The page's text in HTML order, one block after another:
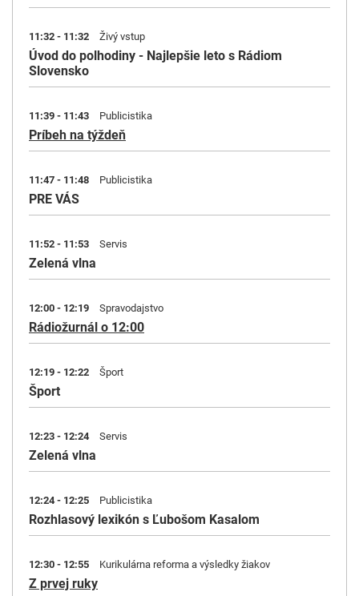
11:32 - 11:32 Živý vstup
Úvod do polhodiny - Najlepšie leto s Rádiom
Slovensko
11:39 - 11:43 Publicistika
Príbeh na týždeň
11:47 - 11:48 Publicistika
PRE VÁS
11:52 - 11:53 Servis
Zelená vlna
12:00 - 12:19 Spravodajstvo
Rádiožurnál o 12:00
12:19 - 12:22 Šport
Šport
12:23 - 12:24 Servis
Zelená vlna
12:24 - 12:25 Publicistika
Rozhlasový lexikón s Ľubošom Kasalom
12:30 - 12:55 Kurikulárna reforma a výsledky žiakov
Z prvej ruky